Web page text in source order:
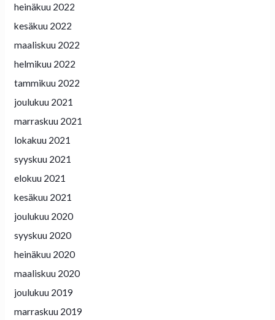
heinäkuu 2022
kesäkuu 2022
maaliskuu 2022
helmikuu 2022
tammikuu 2022
joulukuu 2021
marraskuu 2021
lokakuu 2021
syyskuu 2021
elokuu 2021
kesäkuu 2021
joulukuu 2020
syyskuu 2020
heinäkuu 2020
maaliskuu 2020
joulukuu 2019
marraskuu 2019